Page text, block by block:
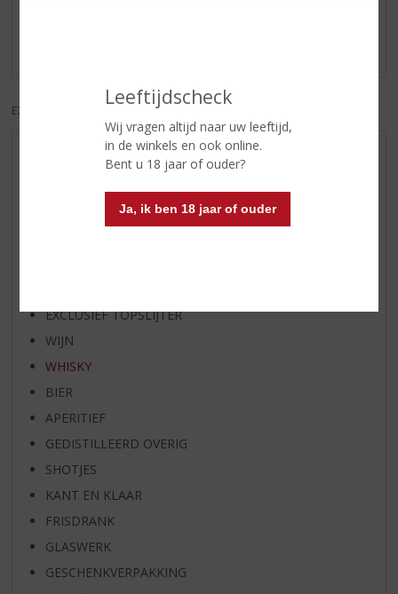
Leeftijdscheck
Wij vragen altijd naar uw leeftijd,
in de winkels en ook online.
Bent u 18 jaar of ouder?
Ja, ik ben 18 jaar of ouder
EXCL. BTW INCL. BTW
AANBIEDINGEN
WHISKY VAN DE MAAND
EXCLUSIEF TOPSLIJTER
WIJN
WHISKY
BIER
APERITIEF
GEDISTILLEERD OVERIG
SHOTJES
KANT EN KLAAR
FRISDRANK
GLASWERK
GESCHENKVERPAKKING